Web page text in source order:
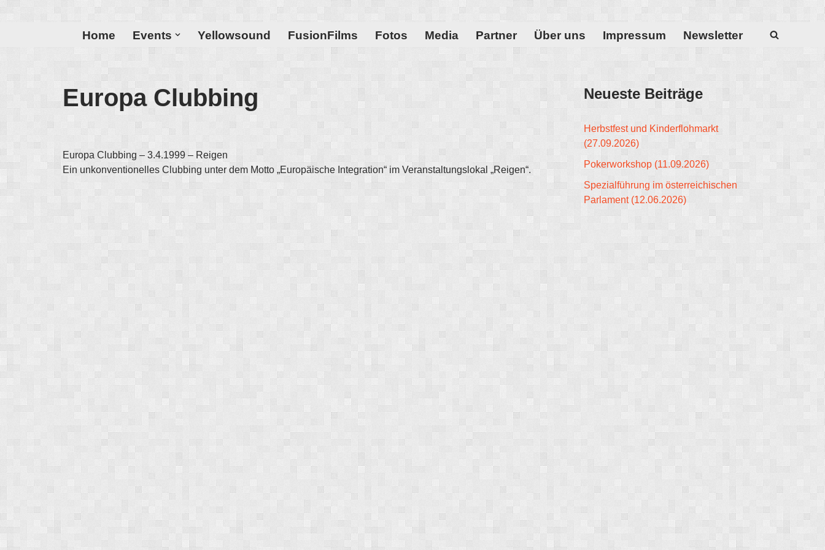
Home Events Yellowsound FusionFilms Fotos Media Partner Über uns Impressum Newsletter
Europa Clubbing
Europa Clubbing – 3.4.1999 – Reigen
Ein unkonventionelles Clubbing unter dem Motto „Europäische Integration“ im Veranstaltungslokal „Reigen“.
Neueste Beiträge
Herbstfest und Kinderflohmarkt
(27.09.2026)
Pokerworkshop (11.09.2026)
Spezialführung im österreichischen
Parlament (12.06.2026)